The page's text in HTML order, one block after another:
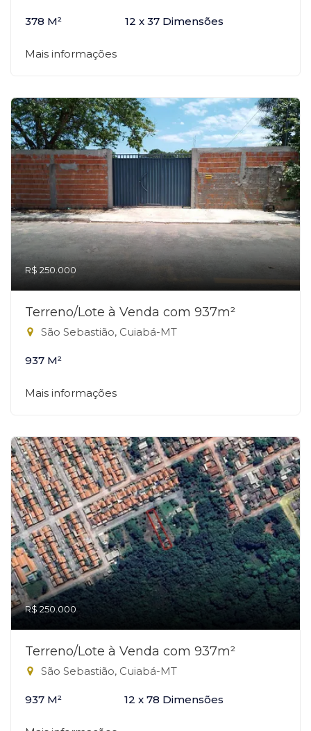
378 M² 12 x 37 Dimensões
Mais informações
R$ 250.000
Terreno/Lote à Venda com 937m²
São Sebastião, Cuiabá-MT
937 M²
Mais informações
R$ 250.000
Terreno/Lote à Venda com 937m²
São Sebastião, Cuiabá-MT
937 M² 12 x 78 Dimensões